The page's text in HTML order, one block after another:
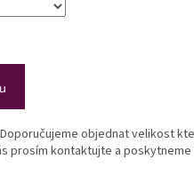
objednat velikost
prosím kontaktujte a poskytneme